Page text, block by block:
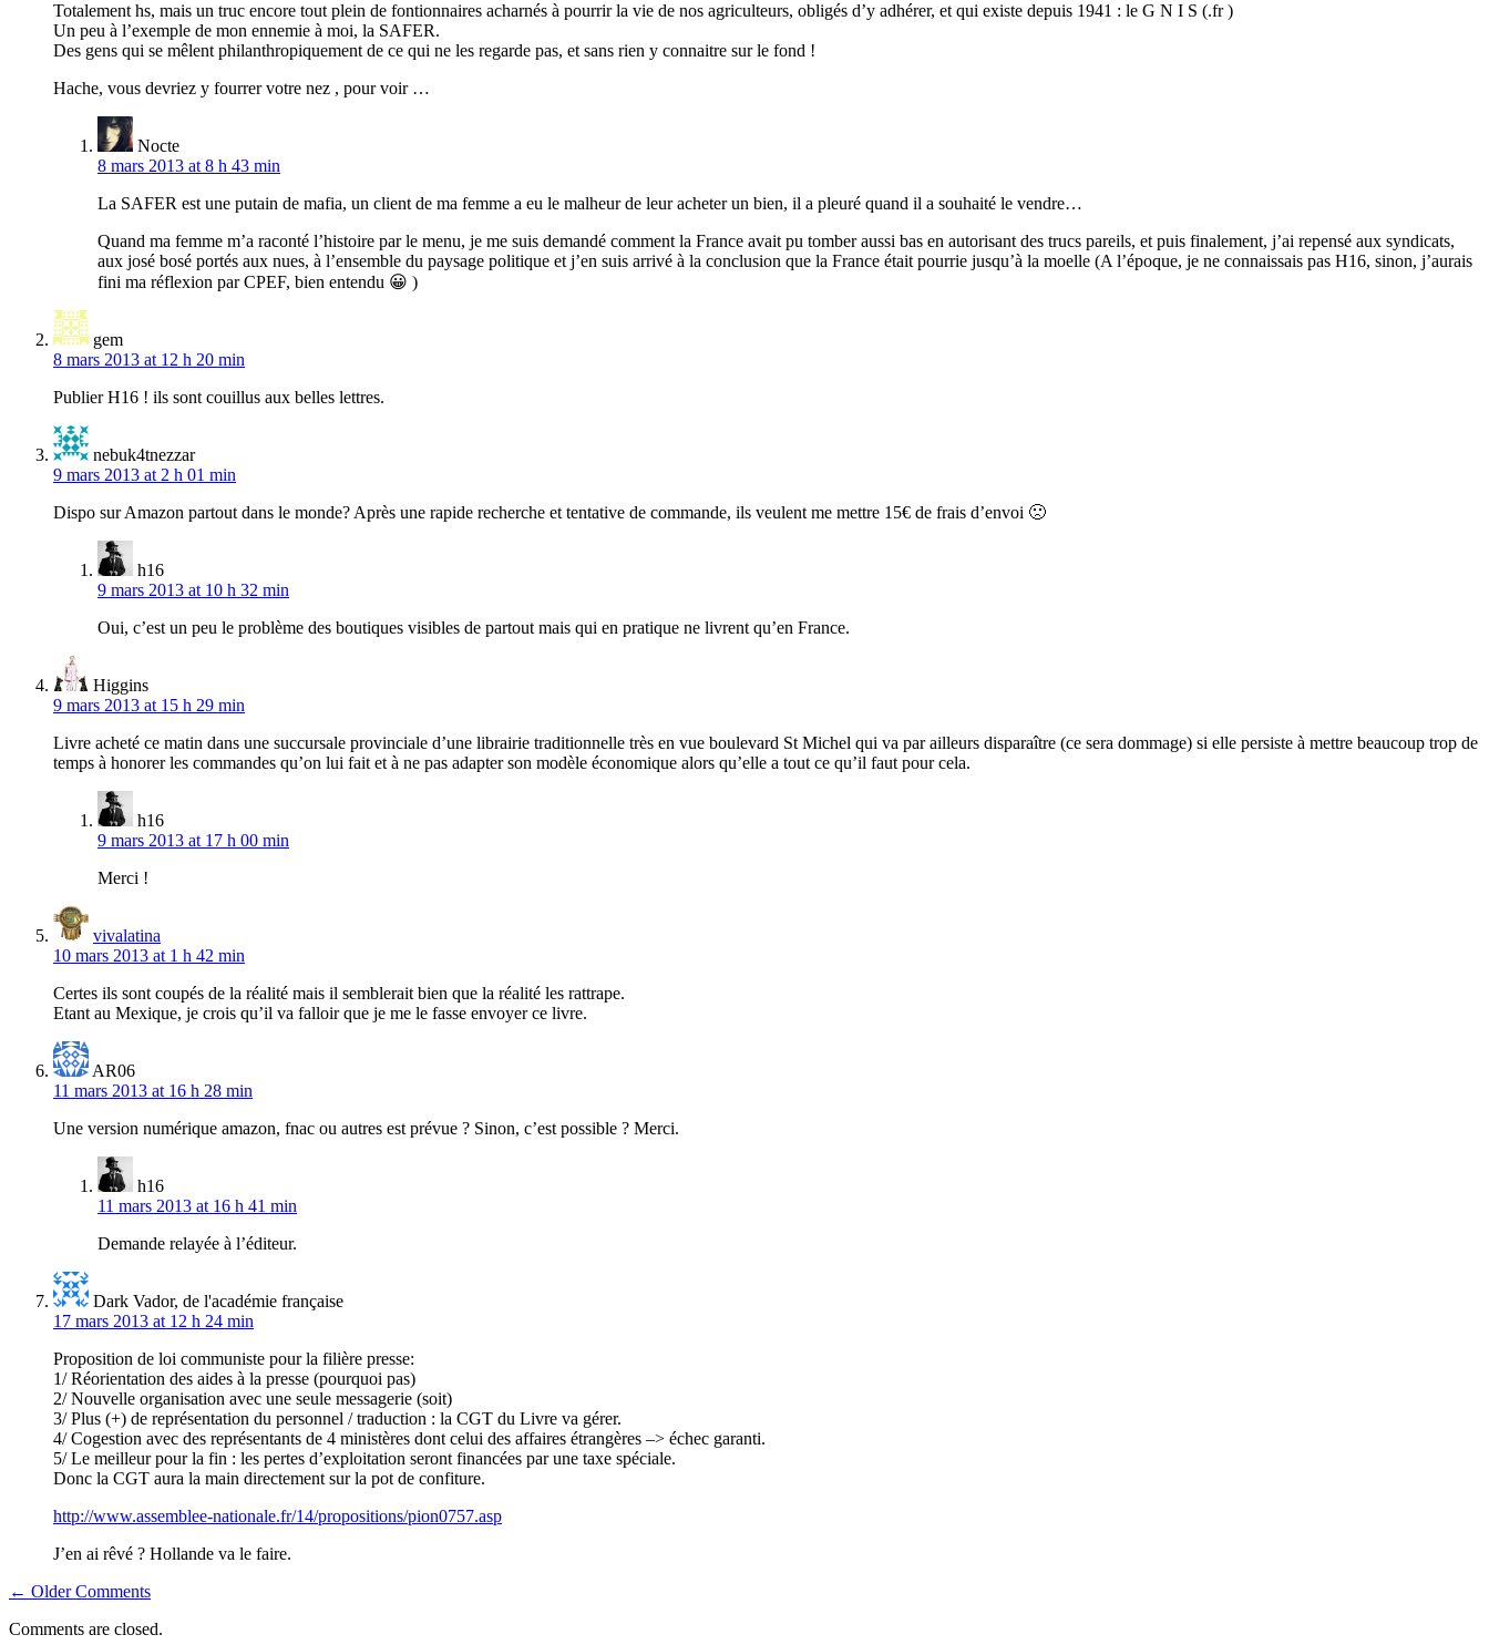
Totalement hs, mais un truc encore tout plein de fontionnaires acharnés à pourrir la vie de nos agriculteurs, obligés d’y adhérer, et qui existe depuis 1941 : le G N I S (.fr )
Un peu à l’exemple de mon ennemie à moi, la SAFER.
Des gens qui se mêlent philanthropiquement de ce qui ne les regarde pas, et sans rien y connaitre sur le fond !
Hache, vous devriez y fourrer votre nez , pour voir …
Nocte
8 mars 2013 at 8 h 43 min
La SAFER est une putain de mafia, un client de ma femme a eu le malheur de leur acheter un bien, il a pleuré quand il a souhaité le vendre…
Quand ma femme m’a raconté l’histoire par le menu, je me suis demandé comment la France avait pu tomber aussi bas en autorisant des trucs pareils, et puis finalement, j’ai repensé aux syndicats,
aux josé bosé portés aux nues, à l’ensemble du paysage politique et j’en suis arrivé à la conclusion que la France était pourrie jusqu’à la moelle (A l’époque, je ne connaissais pas H16, sinon, j’aurais
fini ma réflexion par CPEF, bien entendu 😀 )
gem
8 mars 2013 at 12 h 20 min
Publier H16 ! ils sont couillus aux belles lettres.
nebuk4tnezzar
9 mars 2013 at 2 h 01 min
Dispo sur Amazon partout dans le monde? Après une rapide recherche et tentative de commande, ils veulent me mettre 15€ de frais d’envoi 🙁
h16
9 mars 2013 at 10 h 32 min
Oui, c’est un peu le problème des boutiques visibles de partout mais qui en pratique ne livrent qu’en France.
Higgins
9 mars 2013 at 15 h 29 min
Livre acheté ce matin dans une succursale provinciale d’une librairie traditionnelle très en vue boulevard St Michel qui va par ailleurs disparaître (ce sera dommage) si elle persiste à mettre beaucoup trop de
temps à honorer les commandes qu’on lui fait et à ne pas adapter son modèle économique alors qu’elle a tout ce qu’il faut pour cela.
h16
9 mars 2013 at 17 h 00 min
Merci !
vivalatina
10 mars 2013 at 1 h 42 min
Certes ils sont coupés de la réalité mais il semblerait bien que la réalité les rattrape.
Etant au Mexique, je crois qu’il va falloir que je me le fasse envoyer ce livre.
AR06
11 mars 2013 at 16 h 28 min
Une version numérique amazon, fnac ou autres est prévue ? Sinon, c’est possible ? Merci.
h16
11 mars 2013 at 16 h 41 min
Demande relayée à l’éditeur.
Dark Vador, de l'académie française
17 mars 2013 at 12 h 24 min
Proposition de loi communiste pour la filière presse:
1/ Réorientation des aides à la presse (pourquoi pas)
2/ Nouvelle organisation avec une seule messagerie (soit)
3/ Plus (+) de représentation du personnel / traduction : la CGT du Livre va gérer.
4/ Cogestion avec des représentants de 4 ministères dont celui des affaires étrangères –> échec garanti.
5/ Le meilleur pour la fin : les pertes d’exploitation seront financées par une taxe spéciale.
Donc la CGT aura la main directement sur la pot de confiture.
http://www.assemblee-nationale.fr/14/propositions/pion0757.asp
J’en ai rêvé ? Hollande va le faire.
Navigation
dans
← Older Comments
Comments are closed.